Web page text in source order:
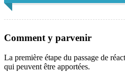
Comment y parvenir
La première étape du passage de
qui peuvent être apportées.